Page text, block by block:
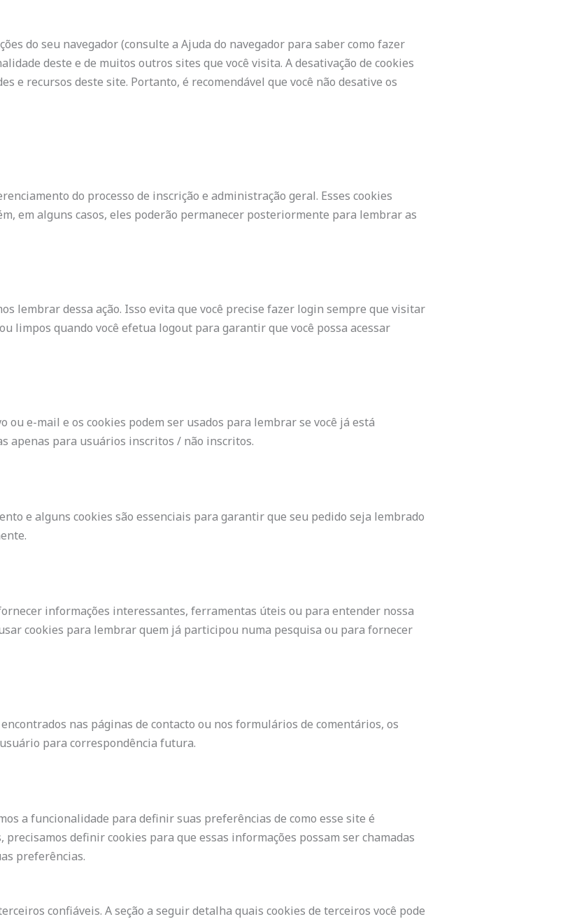
do seu navegador (consulte a Ajuda do navegador para saber como fazer
deste e de muitos outros sites que você visita. A desativação de cookies
e recursos deste site. Portanto, é recomendável que você não desative os
do processo de inscrição e administração geral. Esses cookies
em alguns casos, eles poderão permanecer posteriormente para lembrar as
lembrar dessa ação. Isso evita que você precise fazer login sempre que visitar
limpos quando você efetua logout para garantir que você possa acessar
e-mail e os cookies podem ser usados ​​para lembrar se você já está
apenas para usuários inscritos / não inscritos.
e alguns cookies são essenciais para garantir que seu pedido seja lembrado
informações interessantes, ferramentas úteis ou para entender nossa
cookies para lembrar quem já participou numa pesquisa ou para fornecer
nas páginas de contacto ou nos formulários de comentários, os
para correspondência futura.
a funcionalidade para definir suas preferências de como esse site é
definir cookies para que essas informações possam ser chamadas
preferências.
confiáveis. A seção a seguir detalha quais cookies de terceiros você pode